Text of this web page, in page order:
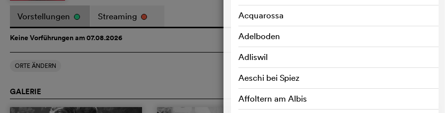
Vorstellungen Streaming
Keine Vorführungen am 07.08.2026
ORTE ÄNDERN
Acquarossa
Adelboden
Adliswil
Aeschi bei Spiez
Affoltern am Albis
GALERIE o